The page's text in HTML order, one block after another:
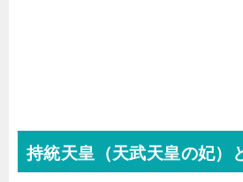
持統天皇（天武天皇の妃）